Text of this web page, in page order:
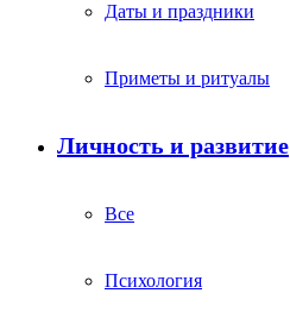
Даты и праздники
Приметы и ритуалы
Личность и развитие
Все
Психология